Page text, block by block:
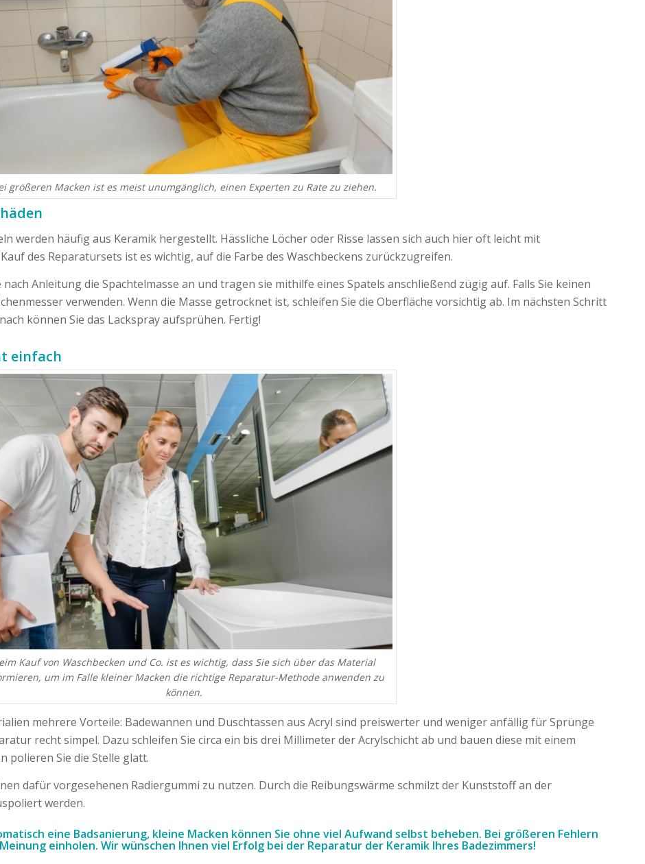
größeren Macken ist es meist unumgänglich, einen Experten zu Rate zu ziehen.
werden häufig aus Keramik hergestellt. Hässliche Löcher oder Risse lassen sich auch hier oft leicht mit
des Reparatursets ist es wichtig, auf die Farbe des Waschbeckens zurückzugreifen.
Anleitung die Spachtelmasse an und tragen sie mithilfe eines Spatels anschließend zügig auf. Falls Sie keinen
verwenden. Wenn die Masse getrocknet ist, schleifen Sie die Oberfläche vorsichtig ab. Im nächsten Schritt
können Sie das Lackspray aufsprühen. Fertig!
einfach
Kauf von Waschbecken und Co. ist es wichtig, dass Sie sich über das Material
um im Falle kleiner Macken die richtige Reparatur-Methode anwenden zu
können.
mehrere Vorteile: Badewannen und Duschtassen aus Acryl sind preiswerter und weniger anfällig für Sprünge
recht simpel. Dazu schleifen Sie circa ein bis drei Millimeter der Acrylschicht ab und bauen diese mit einem
polieren Sie die Stelle glatt.
dafür vorgesehenen Radiergummi zu nutzen. Durch die Reibungswärme schmilzt der Kunststoff an der
werden.
eine Badsanierung, kleine Macken können Sie ohne viel Aufwand selbst beheben. Bei größeren Fehlern
einholen. Wir wünschen Ihnen viel Erfolg bei der Reparatur der Keramik Ihres Badezimmers!